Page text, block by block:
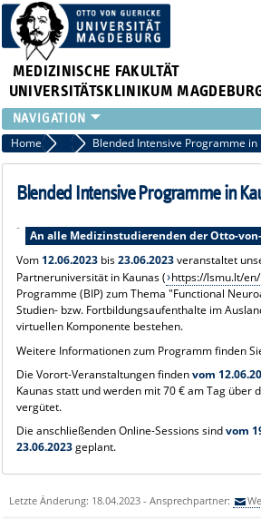
MEDIZINISCHE FAKULTÄT
UNIVERSITÄTSKLINIKUM
INSTITUTE
KLINIKEN
ZENTRALE EINRICHTUNGEN
PRESSE
ÜBER UNS
INTERNATIONAL
INTRANET
Home Auslandsamt Aktuell
Blended Intensive Programme in
-
An alle Medizinstudierenden der Otto-
Vom 12.06.2023 bis23.06.2023veranstaltet
Partneruniversität in Kaunas ( https://lsmu.lt/en/
Programme (BIP) zum Thema "Functional
Studien- bzw. Fortbildungsaufenthalte im
virtuellen Komponente bestehen.
Weitere Informationen zum Programm finden
Die Vorort-Veranstaltungen findenvom
Kaunas statt und werden mit 70 € am Tag über
vergütet.
Die anschließenden Online-Sessions sindvom
23.06.2023geplant.
Letzte Änderung: 18.04.2023 - Ansprechpartner: